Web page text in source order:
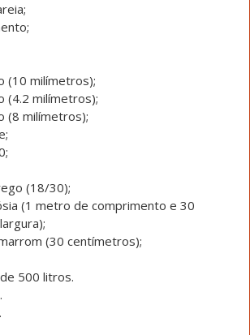
(10 milímetros);
(4.2 milímetros);
(8 milímetros);
(18/30);
(1 metro de comprimento e 30
(30 centímetros);
500 litros.